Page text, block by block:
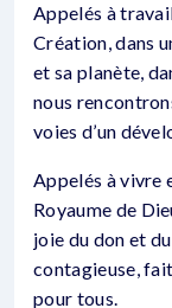
Appelés à
Création, dans
et sa planète,
nous
voies d’un
Appelés à vivre
Royaume de
joie du don et
contagieuse,
pour tous.